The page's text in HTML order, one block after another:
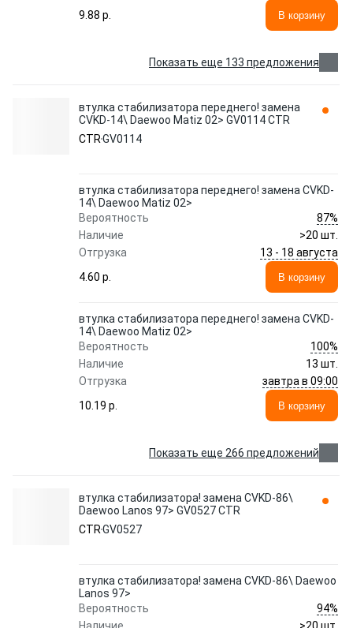
9.88 p.
В корзину
Показать еще 133 предложения
втулка стабилизатора переднего! замена
CVKD-14\ Daewoo Matiz 02> GV0114 CTR
CTRGV0114
втулка стабилизатора переднего! замена CVKD-
14\ Daewoo Matiz 02>
Вероятность
87%
Наличие
>20 шт.
Отгрузка
13 - 18 августа
4.60 p.
В корзину
втулка стабилизатора переднего! замена CVKD-
14\ Daewoo Matiz 02>
Вероятность
100%
Наличие
13 шт.
Отгрузка
завтра в 09:00
10.19 p.
В корзину
Показать еще 266 предложений
втулка стабилизатора! замена CVKD-86\
Daewoo Lanos 97> GV0527 CTR
CTRGV0527
втулка стабилизатора! замена CVKD-86\ Daewoo
Lanos 97>
Вероятность
94%